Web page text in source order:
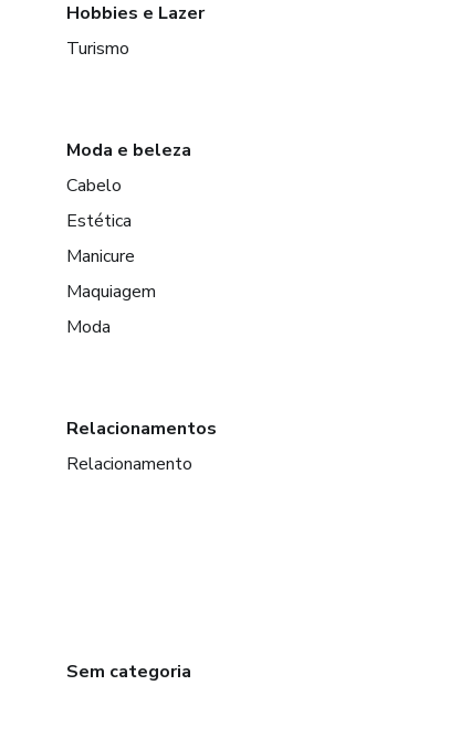
Hobbies e Lazer
Turismo
Moda e beleza
Cabelo
Estética
Manicure
Maquiagem
Moda
Relacionamentos
Relacionamento
Sem categoria